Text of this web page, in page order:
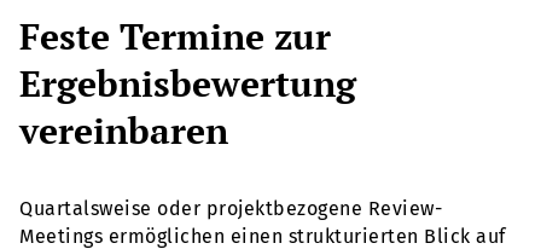
Feste Termine zur
Ergebnisbewertung
vereinbaren
Quartalsweise oder projektbezogene Review-
Meetings ermöglichen einen strukturierten Blick auf